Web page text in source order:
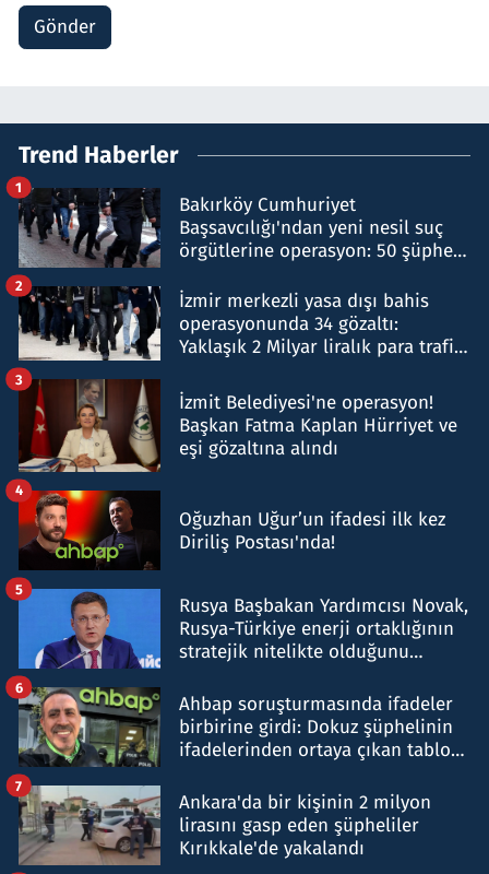
Gönder
Trend Haberler
Bakırköy Cumhuriyet
Başsavcılığı'ndan yeni nesil suç
örgütlerine operasyon: 50 şüpheli
1
İzmir merkezli yasa dışı bahis
operasyonunda 34 gözaltı:
Yaklaşık 2 Milyar liralık para trafiği
2
İzmit Belediyesi'ne operasyon!
Başkan Fatma Kaplan Hürriyet ve
eşi gözaltına alındı
3
Oğuzhan Uğur’un ifadesi ilk kez
Diriliş Postası'nda!
4
Rusya Başbakan Yardımcısı Novak,
Rusya-Türkiye enerji ortaklığının
stratejik nitelikte olduğunu
5
Ahbap soruşturmasında ifadeler
birbirine girdi: Dokuz şüphelinin
ifadelerinden ortaya çıkan tablo
6
Ankara'da bir kişinin 2 milyon
lirasını gasp eden şüpheliler
Kırıkkale'de yakalandı
7